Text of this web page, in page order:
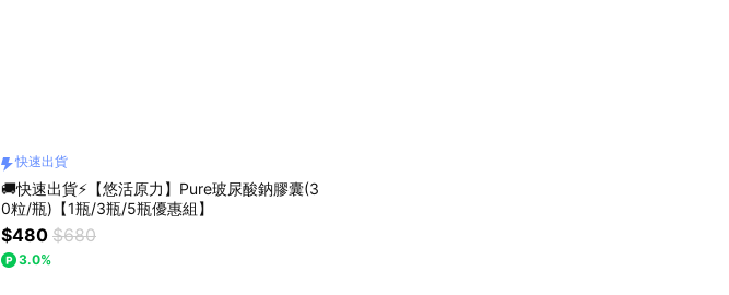
快速出貨
🚚快速出貨⚡【悠活原力】Pure玻尿酸鈉膠囊(3
0粒/瓶)【1瓶/3瓶/5瓶優惠組】
$480 $680
3.0%